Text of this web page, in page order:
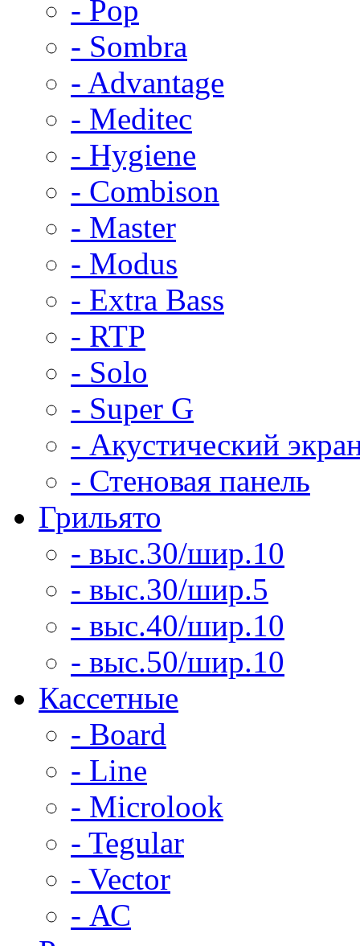
- Pop
- Sombra
- Advantage
- Meditec
- Hygiene
- Combison
- Master
- Modus
- Extra Bass
- RTP
- Solo
- Super G
- Акустический
- Стеновая панель
Грильято
- выс.30/шир.10
- выс.30/шир.5
- выс.40/шир.10
- выс.50/шир.10
Кассетные
- Board
- Line
- Microlook
- Tegular
- Vector
- АС